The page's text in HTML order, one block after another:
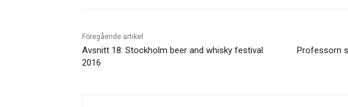
Föregående artikel
Avsnitt 18: Stockholm beer and whisky festival
2016
Professorn